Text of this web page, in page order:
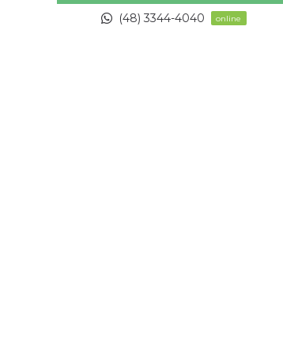
(48) 3344-4040 online